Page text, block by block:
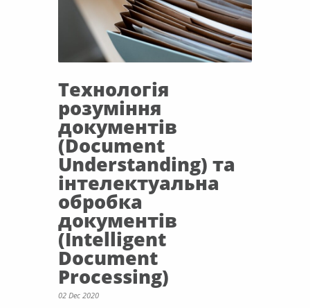
Технологія
розуміння
документів
(Document
Understanding) та
інтелектуальна
обробка
документів
(Intelligent
Document
Processing)
02 Dec 2020